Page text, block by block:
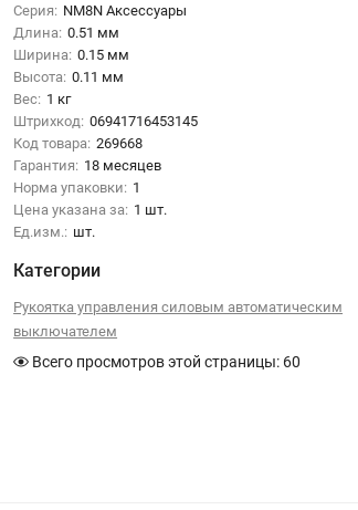
Серия: NM8N Аксессуары
Длина: 0.51 мм
Ширина: 0.15 мм
Высота: 0.11 мм
Вес: 1 кг
Штрихкод: 06941716453145
Код товара: 269668
Гарантия: 18 месяцев
Норма упаковки: 1
Цена указана за: 1 шт.
Ед.изм.: шт.
Категории
Рукоятка управления силовым автоматическим
выключателем
Всего просмотров этой страницы: 60